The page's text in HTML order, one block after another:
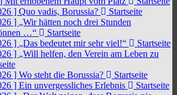
] Quo vadis, Borussia?
Startseite
] „Wir hätten noch drei Stunden
…“
Startseite
] „Das bedeutet mir sehr viel!“
Startseite
] „Will helfen, den Verein am Leben zu
] Wo steht die Borussia?
Startseite
] Ein unvergessliches Erlebnis
Startseite